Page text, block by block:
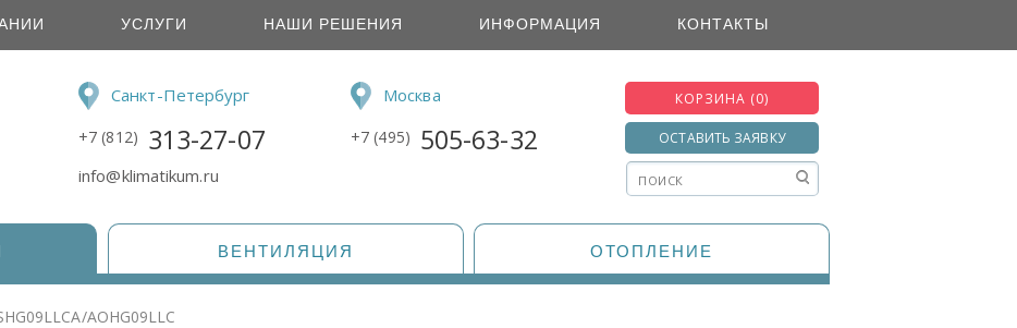
УСЛУГИ НАШИ РЕШЕНИЯ ИНФОРМАЦИЯ КОНТАКТЫ
Санкт-Петербург
+7 (812) 313-27-07
info@klimatikum.ru
Москва
+7 (495) 505-63-32
КОРЗИНА (0)
ОСТАВИТЬ ЗАЯВКУ
ВЕНТИЛЯЦИЯ ОТОПЛЕНИЕ
AOHG09LLC